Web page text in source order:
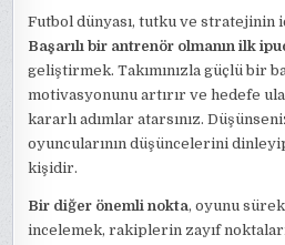
Futbol dünyası, tutku ve stratejinin
Başarılı bir antrenör olmanın ilk
geliştirmek. Takımınızla güçlü bir
motivasyonunu artırır ve hedefe
kararlı adımlar atarsınız.
oyuncularının düşüncelerini
kişidir.
Bir diğer önemli nokta, oyunu
incelemek, rakiplerin zayıf